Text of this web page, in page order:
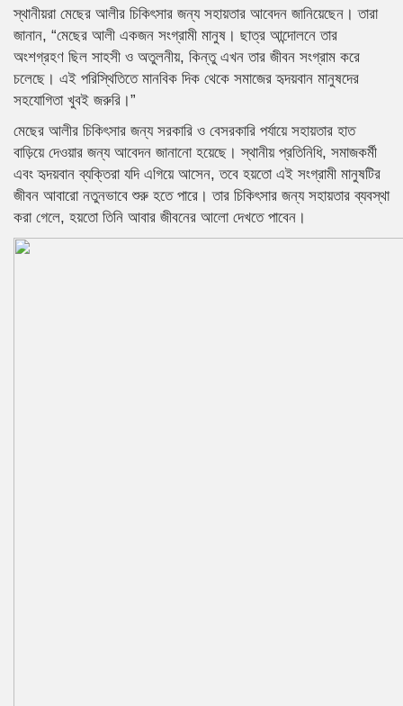
স্থানীয়রা মেছের আলীর চিকিৎসার জন্য সহায়তার আবেদন জানিয়েছেন। তারা
জানান, “মেছের আলী একজন সংগ্রামী মানুষ। ছাত্র আন্দোলনে তার
অংশগ্রহণ ছিল সাহসী ও অতুলনীয়, কিন্তু এখন তার জীবন সংগ্রাম করে
চলেছে। এই পরিস্থিতিতে মানবিক দিক থেকে সমাজের হৃদয়বান মানুষদের
সহযোগিতা খুবই জরুরি।”
মেছের আলীর চিকিৎসার জন্য সরকারি ও বেসরকারি পর্যায়ে সহায়তার হাত
বাড়িয়ে দেওয়ার জন্য আবেদন জানানো হয়েছে। স্থানীয় প্রতিনিধি, সমাজকর্মী
এবং হৃদয়বান ব্যক্তিরা যদি এগিয়ে আসেন, তবে হয়তো এই সংগ্রামী মানুষটির
জীবন আবারো নতুনভাবে শুরু হতে পারে। তার চিকিৎসার জন্য সহায়তার ব্যবস্থা
করা গেলে, হয়তো তিনি আবার জীবনের আলো দেখতে পাবেন।